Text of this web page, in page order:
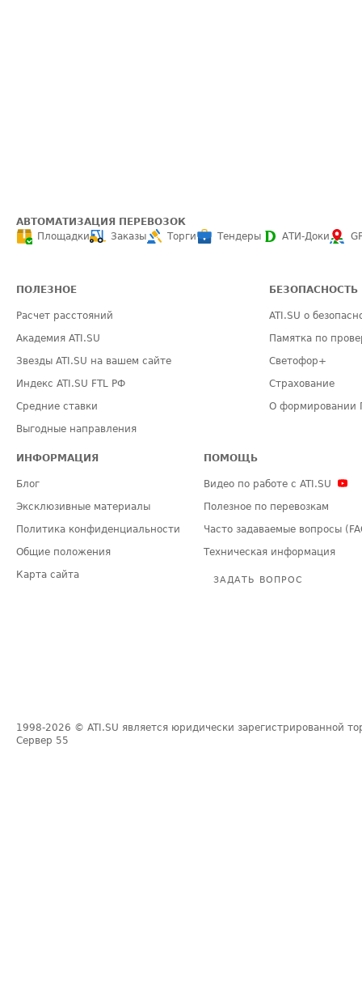
АВТОМАТИЗАЦИЯ ПЕРЕВОЗОК
Площадки
Заказы Торги Тендеры АТИ-Доки
ПОЛЕЗНОЕ
Расчет расстояний
Академия ATI.SU
Звезды ATI.SU на вашем сайте
Индекс ATI.SU FTL РФ
Средние ставки
Выгодные направления
БЕЗОПАСНОСТЬ
ATI.SU о
Памятка по
Светофор+
Страхование
О формировании
ИНФОРМАЦИЯ
Блог
Эксклюзивные материалы
Политика конфиденциальности
Общие положения
Карта сайта
ПОМОЩЬ
Видео по работе с ATI.SU
Полезное по перевозкам
Часто задаваемые вопросы
Техническая информация
ЗАДАТЬ ВОПРОС
1998-2026 © ATI.SU является юридически зарегистрированной
Сервер 55